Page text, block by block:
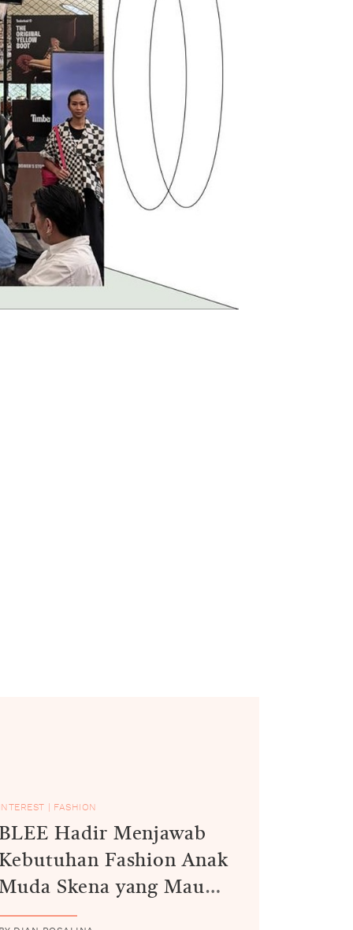
INTEREST FASHION
Hadir Menjawab
Fashion Anak
Skena yang Mau
Tiap Hari